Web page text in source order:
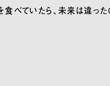
べていたら、未来は違った